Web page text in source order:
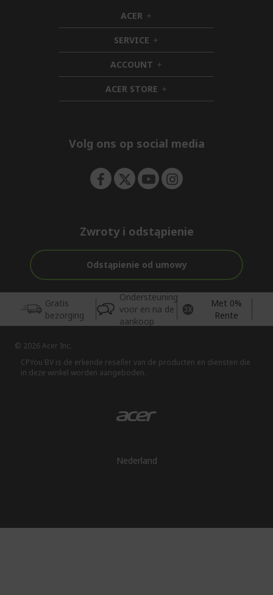
ACER h
i
d
d
e
n
SERVICE h
i
d
d
e
n
ACCOUNT h
i
d
d
ACER STORE h
i
e
Volg ons op social media
Zwroty i odstąpienie
Odstąpienie od umowy
Gratis
bezorging
Ondersteuning
voor en na de
aankoop
Met 0%
Rente
© 2026 Acer Inc.
CPYou BV is de erkende reseller van de producten en diensten die
in deze winkel worden aangeboden.
Nederland